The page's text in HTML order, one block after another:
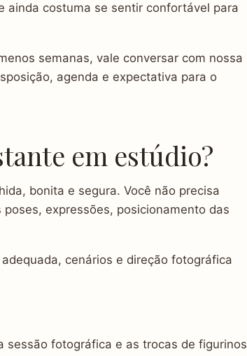
ainda costuma se sentir confortável para
semanas, vale conversar com nossa
agenda e expectativa para o
em estúdio?
bonita e segura. Você não precisa
expressões, posicionamento das
cenários e direção fotográfica
sessão fotográfica e as trocas de figurinos